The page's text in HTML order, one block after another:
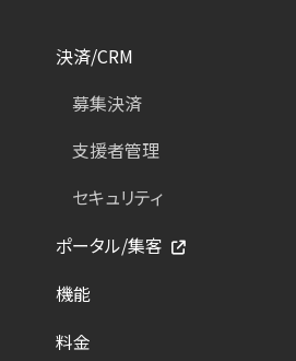
決済/CRM
募集決済
支援者管理
セキュリティ
ポータル/集客
機能
料金